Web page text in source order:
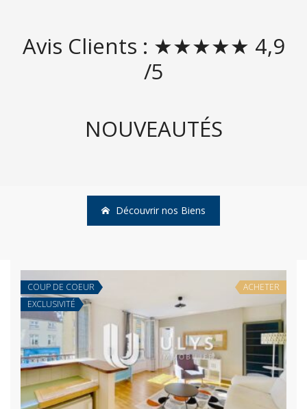
Avis Clients : ★★★★★ 4,9
/5
NOUVEAUTÉS
Découvrir nos Biens
COUP DE COEUR
EXCLUSIVITÉ
ACHETER